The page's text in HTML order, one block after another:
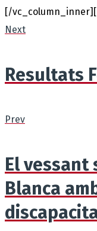
[/
Next
Resultats
Prev
El vessant
Blanca